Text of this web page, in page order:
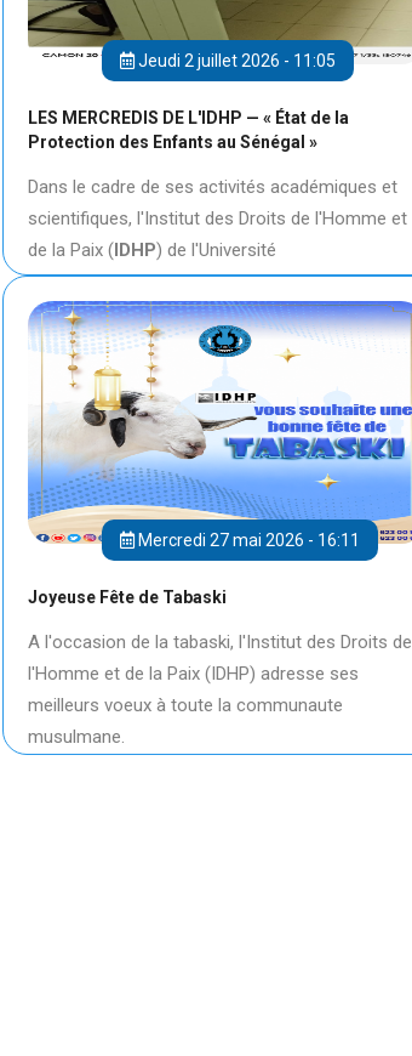
Jeudi 2 juillet 2026 - 11:05
LES MERCREDIS DE L'IDHP — « État de la
Protection des Enfants au Sénégal »
Dans le cadre de ses activités académiques et
scientifiques, l'Institut des Droits de l'Homme et
de la Paix (IDHP) de l'Université
Mercredi 27 mai 2026 - 16:11
Joyeuse Fête de Tabaski
A l'occasion de la tabaski, l'Institut des Droits de
l'Homme et de la Paix (IDHP) adresse ses
meilleurs voeux à toute la communaute
musulmane.